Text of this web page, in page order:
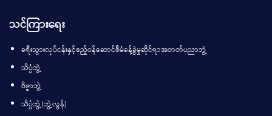
သင်ကြားရေး
ခရီးသွားလုပ်ငန်းနှင့်ဧည့်ဝန်ဆောင်စီမံခန့်ခွဲမှုဆိုင်ရာအတတ်ပညာဘွဲ့
သိပ္ပံဘွဲ့
ဝိဇ္ဇာဘွဲ့
သိပ္ပံဘွဲ့(ဘွဲ့လွန်)